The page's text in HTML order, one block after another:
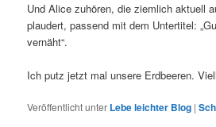
Und Alice zuhören, die ziemlich aktuell
plaudert, passend mit dem Untertitel:
vernäht“.
Ich putz jetzt mal unsere Erdbeeren.
Veröffentlicht unter Lebe leichter Blog |